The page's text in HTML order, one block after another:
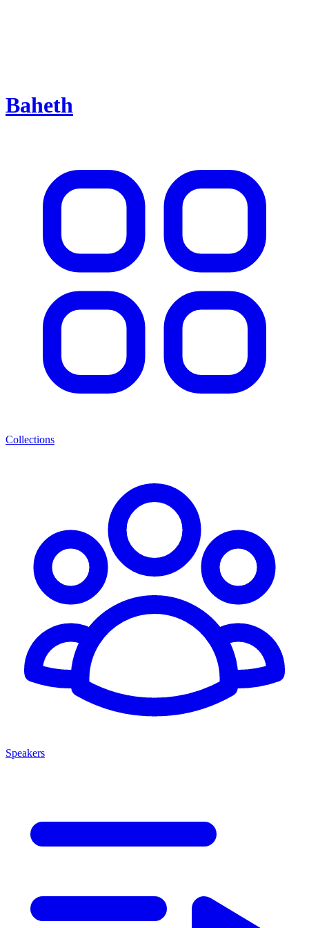
Baheth
Collections
Speakers